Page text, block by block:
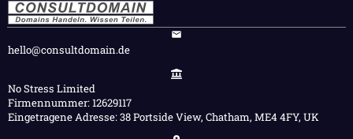
hello@consultdomain.de
No Stress Limited
Firmennummer: 12629117
Eingetragene Adresse: 38 Portside View, Chatham, ME4 4FY, UK